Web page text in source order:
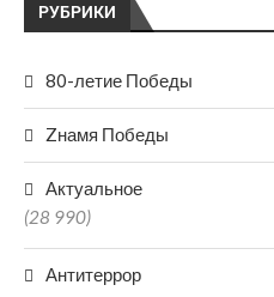
РУБРИКИ
80-летие Победы
Zнамя Победы
Актуальное
(28 990)
Антитеррор